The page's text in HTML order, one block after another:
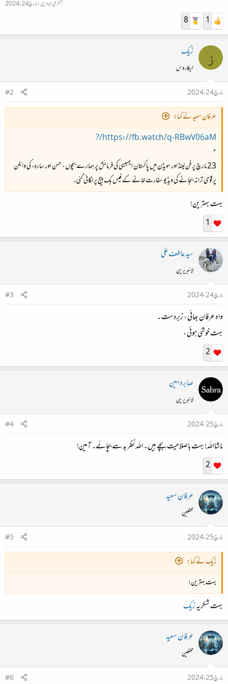
آخری تدوین:مارچ 24، 2024
1
8
ز زیک
ایکاروس
مارچ 24، 2024
#2
عرفان سعید نے کہا:
https://fb.watch/q-RBwV06aM/?
۲
23 مارچ پر فن لینڈ اور سویڈن میں پاکستان ایمبیسی کی فرمائش پر ہمارے بچوں ، حسن اور سارہ، کی وائلن
پر قومی ترانہ بجانے کی ویڈیو سفارت خانے کے فیس بک پیج پر لگائی گئی۔
بہت بہترین!
1
سید عاطف علی
لائبریرین
مارچ 24، 2024
#3
واہ عرفان بھائی ، زبردست ۔
بہت خوشی ہوئی ،
2
صابرہ امین
لائبریرین
مارچ 25، 2024
#4
ماشااللہ! بہت باصلاحیت بچے ہیں۔ اللہ نظر بد سے بچائے۔ آمین!
2
عرفان سعید
محفلین
مارچ 25، 2024
#5
زیک نے کہا:
بہت بہترین!
بہت شکریہزیک
عرفان سعید
محفلین
مارچ 25، 2024
#6